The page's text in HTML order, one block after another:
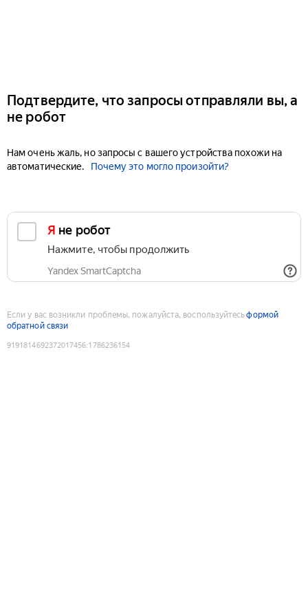
Подтвердите, что запросы отправляли вы, а
не робот
Нам очень жаль, но запросы с вашего устройства похожи на
автоматические.
Почему это могло произойти?
Я не робот
Нажмите, чтобы продолжить
Yandex SmartCaptcha
Если у вас возникли проблемы, пожалуйста, воспользуйтесьформой
обратной связи
9191814692372017456:1786236154